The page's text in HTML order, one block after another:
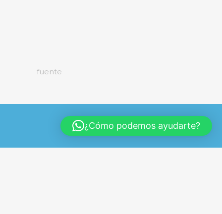
fuente
¿Cómo podemos ayudarte?